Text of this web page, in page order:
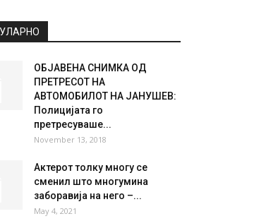
ОБЈАВЕНА СНИМКА ОД
ПРЕТРЕСОТ НА
АВТОМОБИЛОТ НА ЈАНУШЕВ:
Полицијата го
претресуваше...
November 13, 2018
Актерот толку многу се
сменил што многумина
заборавија на него –...
May 4, 2021